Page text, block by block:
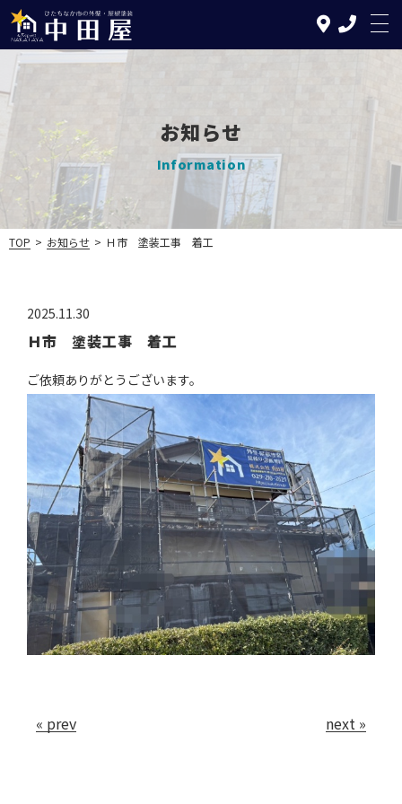
TOP
中田屋の特徴
塗装について
施工実績
お知らせ
会社案内
お問い合わせ
お知らせ
Information
TOP > お知らせ > Ｈ市 塗装工事 着工
2025.11.30
Ｈ市 塗装工事 着工
ご依頼ありがとうございます。
« prev next »